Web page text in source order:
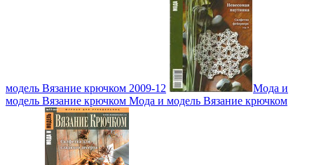
модель Вязание крючком 2009-12
Мода и
модель Вязание крючком Мода и модель Вязание крючком